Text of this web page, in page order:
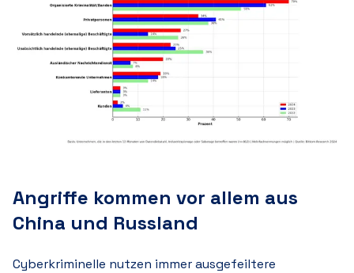
Angriffe kommen vor allem aus
China und Russland
Cyberkriminelle nutzen immer ausgefeiltere